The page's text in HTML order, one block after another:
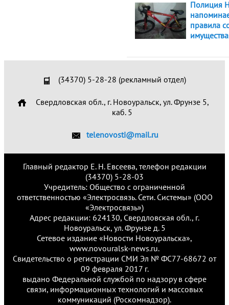
Полиция
правила
имущества
(34370) 5-28-28 (рекламный отдел)
Свердловская обл., г. Новоуральск, ул. Фрунзе 5,
каб. 5
telenovosti@mail.ru
Главный редактор Е. Н. Евсеева, телефон редакции
(34370) 5-28-03
Учредитель: Общество с ограниченной
ответственностью «Электросвязь. Сети. Системы» (ООО
«Электросвязь»)
Адрес редакции: 624130, Свердловская обл., г.
Новоуральск, ул. Фрунзе д. 5
Сетевое издание «Новости Новоуральска»,
www.novouralsk-news.ru.
Свидетельство о регистрации СМИ Эл № ФС77-68672 от
09 февраля 2017 г.
выдано Федеральной службой по надзору в сфере
связи, информационных технологий и массовых
коммуникаций (Роскомнадзор).